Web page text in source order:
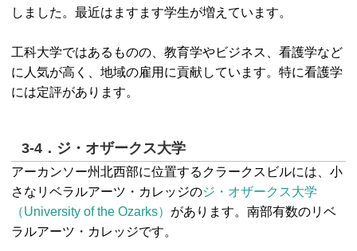
しました。最近はますます学生が増えています。
工科大学ではあるものの、教育学やビジネス、看護学など
に人気が高く、地域の雇用に貢献しています。特に看護学
には定評があります。
3-4．ジ・オザークス大学
アーカンソー州北西部に位置するクラークスビルには、小
さなリベラルアーツ・カレッジのジ・オザークス大学
（University of the Ozarks） があります。南部有数のリベ
ラルアーツ・カレッジです。